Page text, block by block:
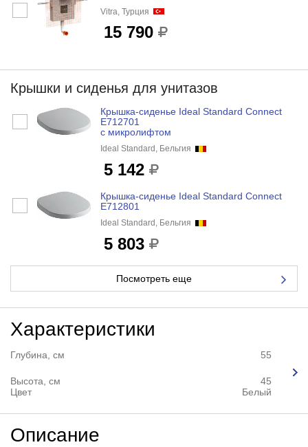
Vitra, Турция
15 790
Крышки и сиденья для унитазов
Крышка-сиденье Ideal Standard Connect
E712701
с микролифтом
Ideal Standard, Бельгия
5 142
Крышка-сиденье Ideal Standard Connect
E712801
Ideal Standard, Бельгия
5 803
Посмотреть еще
Характеристики
Глубина, см 55
Высота, см
45
Цвет
Белый
Описание